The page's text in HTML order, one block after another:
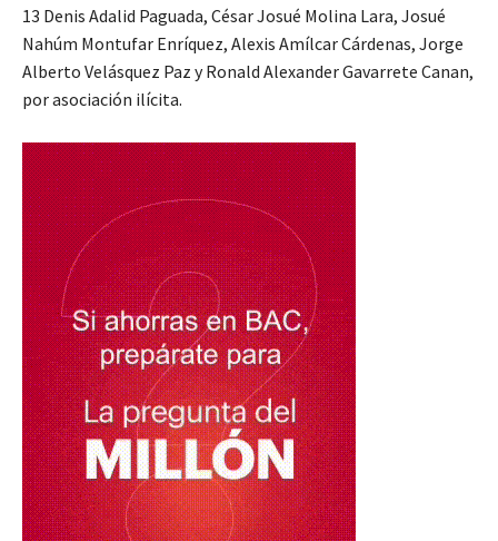
13 Denis Adalid Paguada, César Josué Molina Lara, Josué
Nahúm Montufar Enríquez, Alexis Amílcar Cárdenas, Jorge
Alberto Velásquez Paz y Ronald Alexander Gavarrete Canan,
por asociación ilícita.